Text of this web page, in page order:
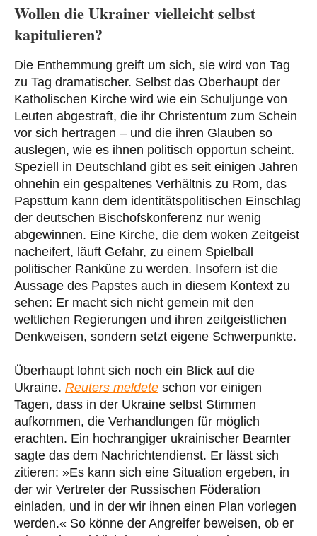
Wollen die Ukrainer vielleicht selbst
kapitulieren?
Die Enthemmung greift um sich, sie wird von Tag
zu Tag dramatischer. Selbst das Oberhaupt der
Katholischen Kirche wird wie ein Schuljunge von
Leuten abgestraft, die ihr Christentum zum Schein
vor sich hertragen – und die ihren Glauben so
auslegen, wie es ihnen politisch opportun scheint.
Speziell in Deutschland gibt es seit einigen Jahren
ohnehin ein gespaltenes Verhältnis zu Rom, das
Papsttum kann dem identitätspolitischen Einschlag
der deutschen Bischofskonferenz nur wenig
abgewinnen. Eine Kirche, die dem woken Zeitgeist
nacheifert, läuft Gefahr, zu einem Spielball
politischer Ranküne zu werden. Insofern ist die
Aussage des Papstes auch in diesem Kontext zu
sehen: Er macht sich nicht gemein mit den
weltlichen Regierungen und ihren zeitgeistlichen
Denkweisen, sondern setzt eigene Schwerpunkte.
Überhaupt lohnt sich noch ein Blick auf die
Ukraine. Reuters meldete schon vor einigen
Tagen, dass in der Ukraine selbst Stimmen
aufkommen, die Verhandlungen für möglich
erachten. Ein hochrangiger ukrainischer Beamter
sagte das dem Nachrichtendienst. Er lässt sich
zitieren: »Es kann sich eine Situation ergeben, in
der wir Vertreter der Russischen Föderation
einladen, und in der wir ihnen einen Plan vorlegen
werden.« So könne der Angreifer beweisen, ob er